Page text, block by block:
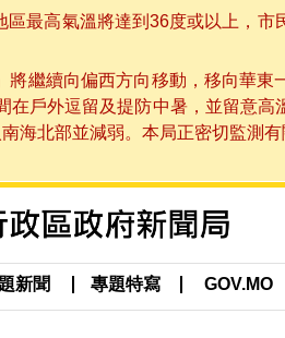
最高氣溫將達到36度或以上，
繼續向偏西方向移動，移向華
戶外逗留及提防中暑，並留意
海北部並減弱。本局正密切監測
新聞 專題特寫 GOV.MO